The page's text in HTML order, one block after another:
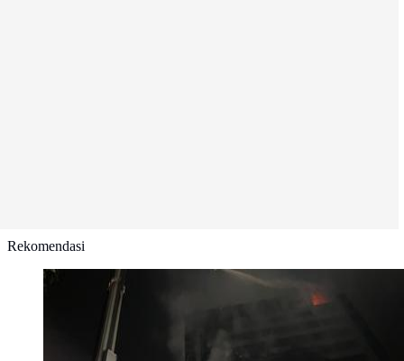
Rekomendasi